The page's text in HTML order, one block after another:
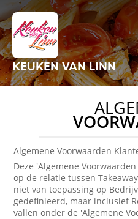
KEUKEN VAN LINN
Algemene Voorwaarden
Deze 'Algemene
op de relatie tussen
niet van toepassing op
gedefinieerd, maar inclusief
vallen onder de 'Algemene